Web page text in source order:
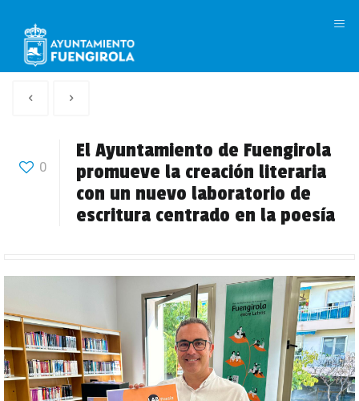
anterior
0
El Ayuntamiento de Fuengirola
promueve la creación literaria
con un nuevo laboratorio de
escritura centrado en la poesía